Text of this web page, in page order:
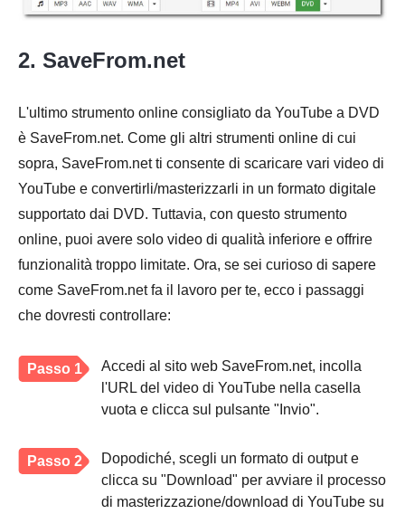
2. SaveFrom.net
L'ultimo strumento online consigliato da YouTube a DVD
è SaveFrom.net. Come gli altri strumenti online di cui
sopra, SaveFrom.net ti consente di scaricare vari video di
YouTube e convertirli/masterizzarli in un formato digitale
supportato dai DVD. Tuttavia, con questo strumento
online, puoi avere solo video di qualità inferiore e offrire
funzionalità troppo limitate. Ora, se sei curioso di sapere
come SaveFrom.net fa il lavoro per te, ecco i passaggi
che dovresti controllare:
Passo 1
Accedi al sito web SaveFrom.net, incolla
l'URL del video di YouTube nella casella
vuota e clicca sul pulsante "Invio".
Passo 2
Dopodiché, scegli un formato di output e
clicca su "Download" per avviare il processo
di masterizzazione/download di YouTube su